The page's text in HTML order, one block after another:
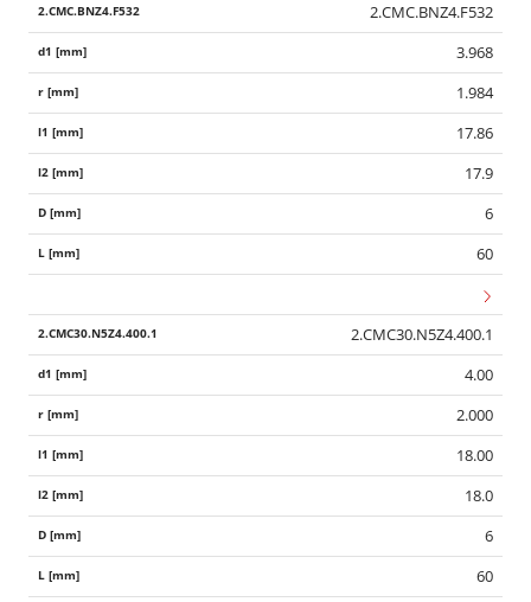
2.CMC.BNZ4.F532
3.968
1.984
17.86
17.9
6
60
2.CMC30.N5Z4.400.1
4.00
2.000
18.00
18.0
6
60